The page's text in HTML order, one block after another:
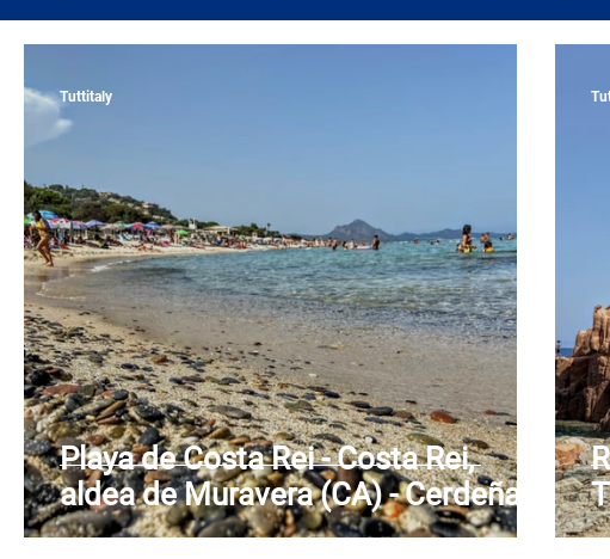
Playa de Costa Rei - Costa Rei,
aldea de Muravera (CA) - Cerdeña
Tuttitaly